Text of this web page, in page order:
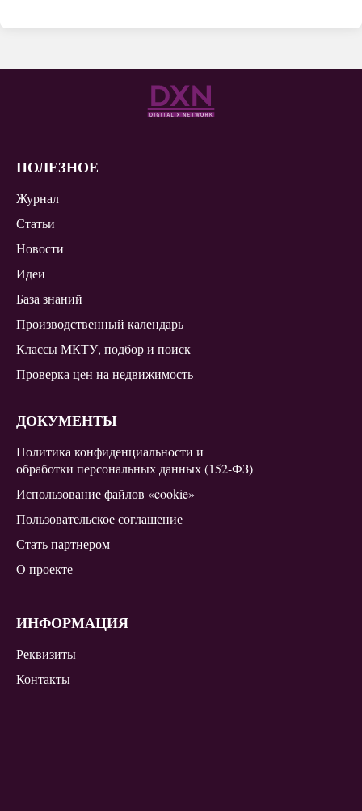
ПОЛЕЗНОЕ
Журнал
Статьи
Новости
Идеи
База знаний
Производственный календарь
Классы МКТУ, подбор и поиск
Проверка цен на недвижимость
ДОКУМЕНТЫ
Политика конфиденциальности и
обработки персональных данных (152-ФЗ)
Использование файлов «cookie»
Пользовательское соглашение
Стать партнером
О проекте
ИНФОРМАЦИЯ
Реквизиты
Контакты